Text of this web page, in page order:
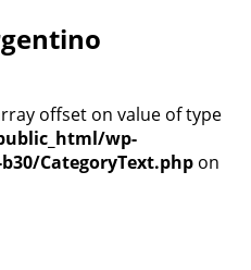
offset on value of type
wp-
CategoryText.php on